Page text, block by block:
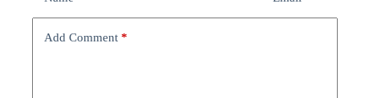
Add Comment *